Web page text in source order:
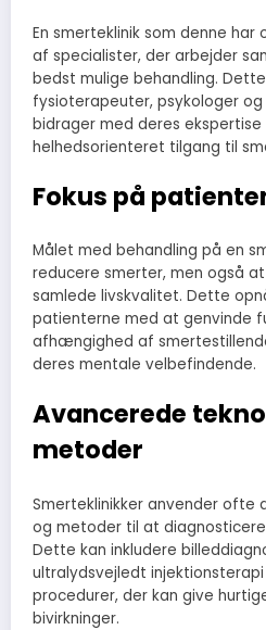
En smerteklinik som denne
af specialister, der arbejder
bedst mulige behandling.
fysioterapeuter, psykologer
bidrager med deres
helhedsorienteret tilgang til
Fokus på
Målet med behandling på en
reducere smerter, men også
samlede livskvalitet. Dette
patienterne med at genvinde
afhængighed af
deres mentale velbefindende.
Avancerede
metoder
Smerteklinikker anvender ofte
og metoder til at
Dette kan inkludere
ultralydsvejledt
procedurer, der kan give
bivirkninger.